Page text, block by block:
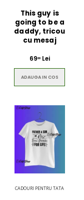
This guy is
going to be a
daddy, tricou
cu mesaj
6900Lei
ADAUGA IN COS
CADOURI PENTRU TATA